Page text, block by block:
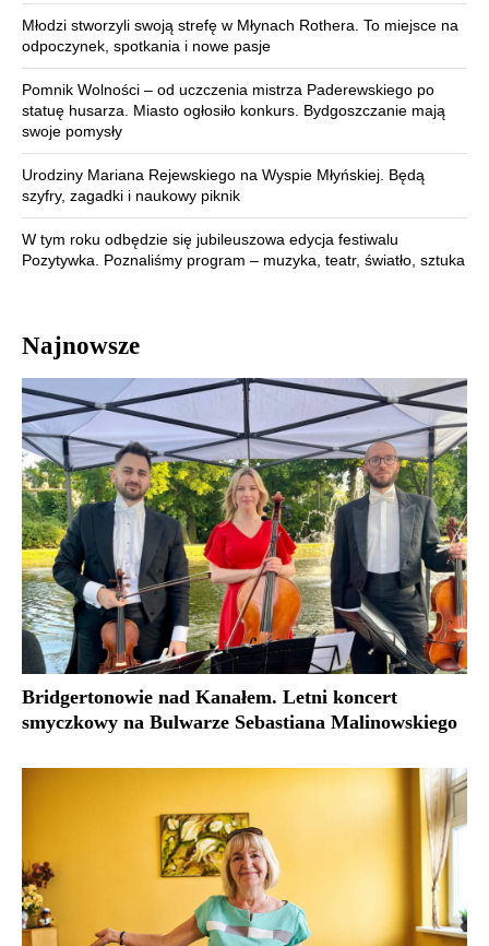
Młodzi stworzyli swoją strefę w Młynach Rothera. To miejsce na
odpoczynek, spotkania i nowe pasje
Pomnik Wolności – od uczczenia mistrza Paderewskiego po
statuę husarza. Miasto ogłosiło konkurs. Bydgoszczanie mają
swoje pomysły
Urodziny Mariana Rejewskiego na Wyspie Młyńskiej. Będą
szyfry, zagadki i naukowy piknik
W tym roku odbędzie się jubileuszowa edycja festiwalu
Pozytywka. Poznaliśmy program – muzyka, teatr, światło, sztuka
Najnowsze
Bridgertonowie nad Kanałem. Letni koncert
smyczkowy na Bulwarze Sebastiana Malinowskiego